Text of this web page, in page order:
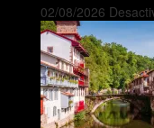
02/08/2026